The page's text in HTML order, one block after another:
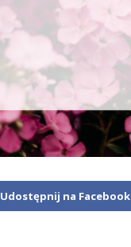
Udostępnij na Facebook